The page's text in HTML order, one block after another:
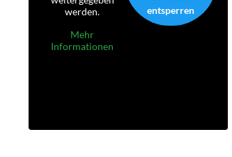
werden.
Mehr
Informationen
entsperren